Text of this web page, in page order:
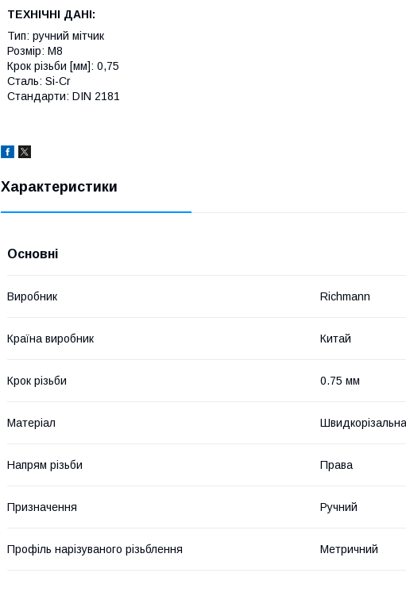
ТЕХНІЧНІ ДАНІ:
Тип: ручний мітчик
Розмір: M8
Крок різьби [мм]: 0,75
Сталь: Si-Cr
Стандарти: DIN 2181
Характеристики
Основні
Виробник Richmann
Країна виробник Китай
Крок різьби 0.75 мм
Матеріал
Напрям різьби Права
Призначення Ручний
Профіль нарізуваного різьблення Метричний